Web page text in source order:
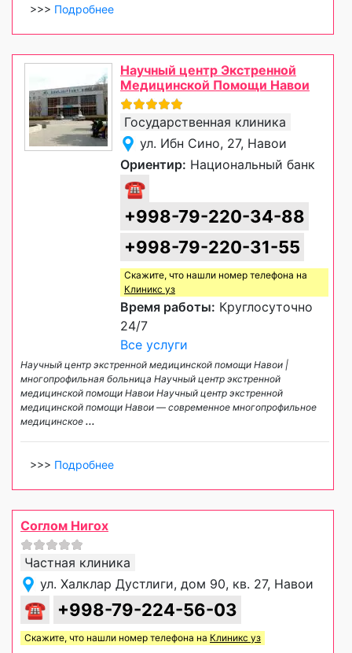
>>> Подробнее
Научный центр Экстренной
Медицинской Помощи Навои
Государственная клиника
ул. Ибн Сино, 27, Навои
Ориентир: Национальный банк
☎
+998-79-220-34-88
+998-79-220-31-55
Скажите, что нашли номер телефона на
Клиникс уз
Время работы: Круглосуточно
24/7
Все услуги
Научный центр экстренной медицинской помощи Навои |
многопрофильная больница Научный центр экстренной
медицинской помощи Навои Научный центр экстренной
медицинской помощи Навои — современное многопрофильное
медицинское ...
>>> Подробнее
Соглом Нигох
Частная клиника
ул. Халклар Дустлиги, дом 90, кв. 27, Навои
☎ +998-79-224-56-03
Скажите, что нашли номер телефона на Клиникс уз